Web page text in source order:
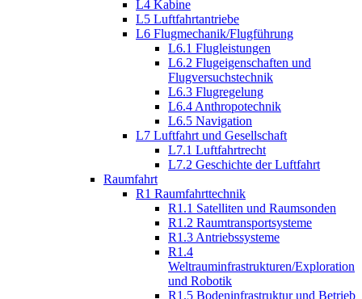
L4 Kabine
L5 Luftfahrtantriebe
L6 Flugmechanik/Flugführung
L6.1 Flugleistungen
L6.2 Flugeigenschaften und
Flugversuchstechnik
L6.3 Flugregelung
L6.4 Anthropotechnik
L6.5 Navigation
L7 Luftfahrt und Gesellschaft
L7.1 Luftfahrtrecht
L7.2 Geschichte der Luftfahrt
Raumfahrt
R1 Raumfahrttechnik
R1.1 Satelliten und Raumsonden
R1.2 Raumtransportsysteme
R1.3 Antriebssysteme
R1.4
Weltrauminfrastrukturen/Exploration
und Robotik
R1.5 Bodeninfrastruktur und Betrieb